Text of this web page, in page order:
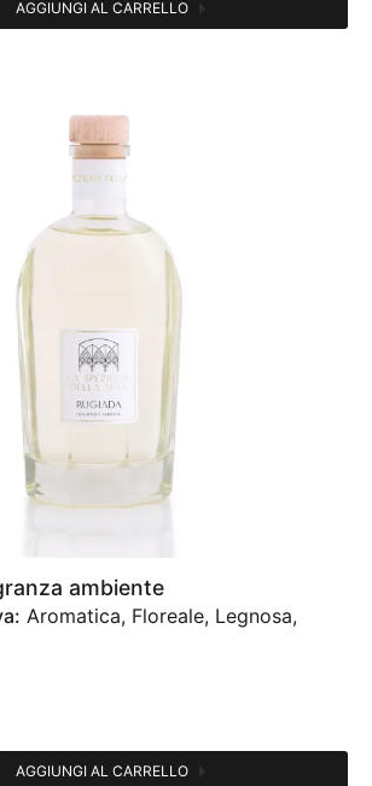
AGGIUNGI AL CARRELLO
ambiente
Aromatica, Floreale, Legnosa,
AGGIUNGI AL CARRELLO